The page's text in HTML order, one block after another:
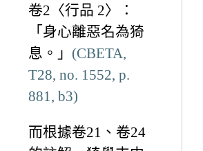
卷2〈行品 2〉：
「身心離惡名為猗
息。」 (CBETA,
T28, no. 1552, p.
881, b3)
而根據卷21、卷24